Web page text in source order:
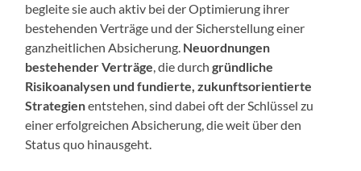
begleite sie auch aktiv bei der Optimierung ihrer
bestehenden Verträge und der Sicherstellung einer
ganzheitlichen Absicherung. Neuordnungen
bestehender Verträge, die durchgründliche
Risikoanalysen und fundierte, zukunftsorientierte
Strategienentstehen, sind dabei oft der Schlüssel zu
einer erfolgreichen Absicherung, die weit über den
Status quo hinausgeht.